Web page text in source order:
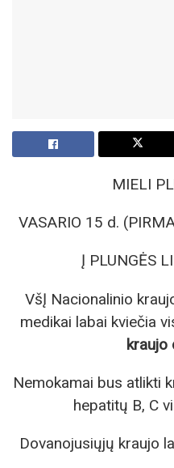
MIELI
VASARIO 15 d.
Į PLUNGĖS
VšĮ Nacionalinio
medikai labai kviečia
kraujo
Nemokamai bus atlikti
hepatitų B, C
Dovanojusiųjų kraujo